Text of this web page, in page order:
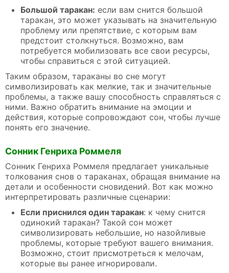
Большой таракан: если вам снится большой
таракан, это может указывать на значительную
проблему или препятствие, с которым вам
предстоит столкнуться. Возможно, вам
потребуется мобилизовать все свои ресурсы,
чтобы справиться с этой ситуацией.
Таким образом, тараканы во сне могут
символизировать как мелкие, так и значительные
проблемы, а также вашу способность справляться с
ними. Важно обратить внимание на эмоции и
действия, которые сопровождают сон, чтобы лучше
понять его значение.
Сонник Генриха Роммеля
Сонник Генриха Роммеля предлагает уникальные
толкования снов о тараканах, обращая внимание на
детали и особенности сновидений. Вот как можно
интерпретировать различные сценарии:
Если приснился один таракан: к чему снится
одинокий таракан? Такой сон может
символизировать небольшие, но назойливые
проблемы, которые требуют вашего внимания.
Возможно, стоит присмотреться к мелочам,
которые вы ранее игнорировали.